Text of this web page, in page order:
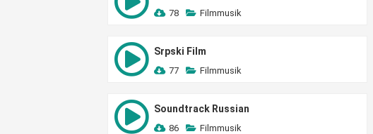
78 Filmmusik
Srpski Film
77 Filmmusik
Soundtrack Russian
86 Filmmusik